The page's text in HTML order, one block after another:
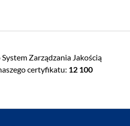
Zarządzania Jakością
certyfikatu: 12 100